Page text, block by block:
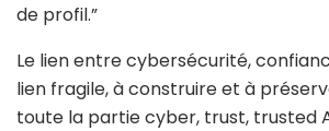
de profil.”
Le lien entre cybersécurité,
lien fragile, à construire et à
toute la partie cyber, trust, trusted